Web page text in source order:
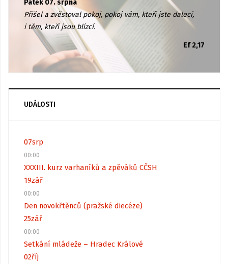
Pátek 07. srpna
Přišel a zvěstoval pokoj, pokoj vám, kteří jste dalecí,
i těm, kteří jsou blízcí.
Ef 2,17
UDÁLOSTI
07srp
00:00
XXXIII. kurz varhaníků a zpěváků CČSH
19zář
00:00
Den novokřtěnců (pražské diecéze)
25zář
00:00
Setkání mládeže – Hradec Králové
02říj